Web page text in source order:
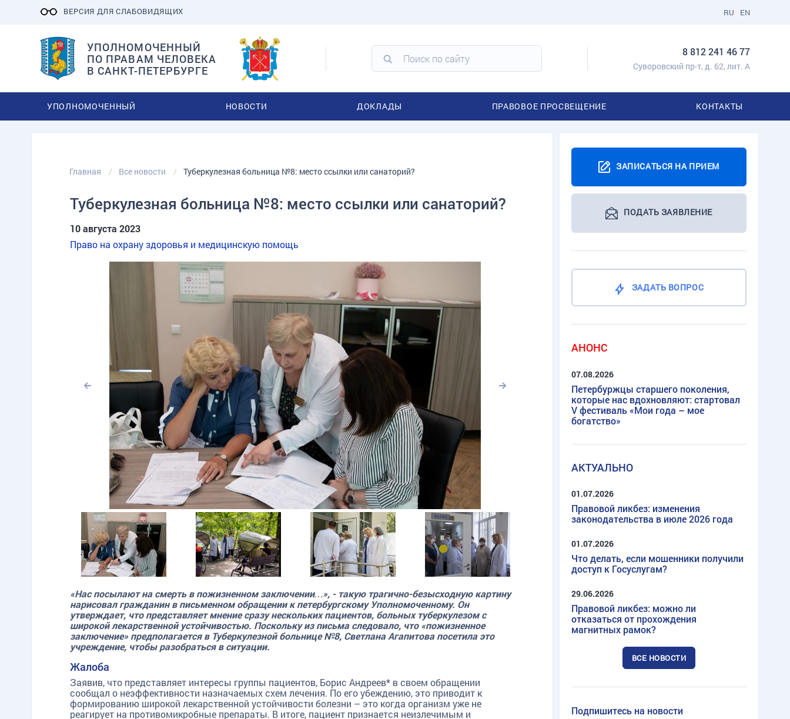
ВЕРСИЯ ДЛЯ СЛАБОВИДЯЩИХ EN
RU
УПОЛНОМОЧЕННЫЙ
ПО ПРАВАМ ЧЕЛОВЕКА
В САНКТ-ПЕТЕРБУРГЕ
8 812 241 46 77
Суворовский пр-т, д. 62, лит. А
УПОЛНОМОЧЕННЫЙ НОВОСТИ ДОКЛАДЫ ПРАВОВОЕ ПРОСВЕЩЕНИЕ КОНТАКТЫ
Главная Все новости Туберкулезная больница №8: место ссылки или санаторий?
Туберкулезная больница №8: место ссылки или санаторий?
10 августа 2023
Право на охрану здоровья и медицинскую помощь
«Нас посылают на смерть в пожизненном заключении…», - такую трагично-безысходную картину
нарисовал гражданин в письменном обращении к петербургскому Уполномоченному. Он
утверждает, что представляет мнение сразу нескольких пациентов, больных туберкулезом с
широкой лекарственной устойчивостью. Поскольку из письма следовало, что «пожизненное
заключение» предполагается в Туберкулезной больнице №8, Светлана Агапитова посетила это
учреждение, чтобы разобраться в ситуации.
Жалоба
Заявив, что представляет интересы группы пациентов, Борис Андреев* в своем обращении
сообщал о неэффективности назначаемых схем лечения. По его убеждению, это приводит к
формированию широкой лекарственной устойчивости болезни – это когда организм уже не
реагирует на противомикробные препараты. В итоге, пациент признается неизлечимым и
ЗАПИСАТЬСЯ НА ПРИЕМ
ПОДАТЬ ЗАЯВЛЕНИЕ
ЗАДАТЬ ВОПРОС
АНОНС
07.08.2026
Петербуржцы старшего поколения,
которые нас вдохновляют: стартовал
V фестиваль «Мои года – мое
богатство»
АКТУАЛЬНО
01.07.2026
Правовой ликбез: изменения
законодательства в июле 2026 года
01.07.2026
Что делать, если мошенники получили
доступ к Госуслугам?
29.06.2026
Правовой ликбез: можно ли
отказаться от прохождения
магнитных рамок?
ВСЕ НОВОСТИ
Подпишитесь на новости